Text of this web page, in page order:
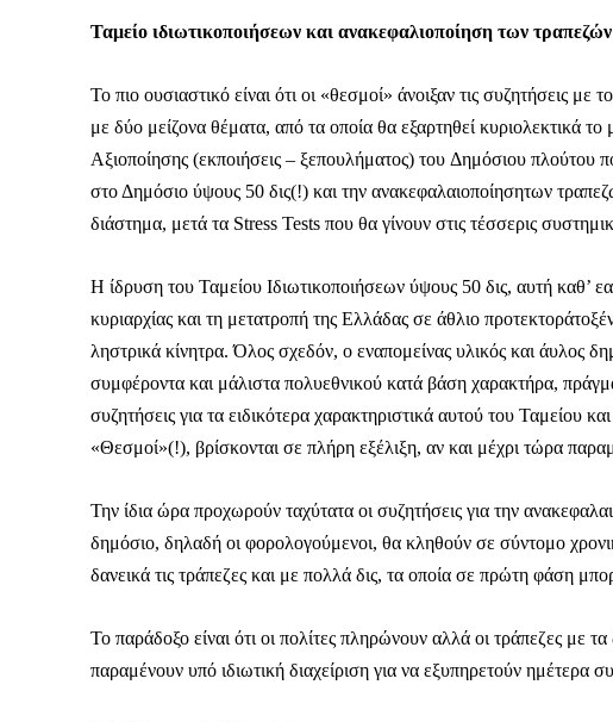
Αν βρίσκεσαι σε δύσκολη
Αν όμως μπορείς, στήριξέ μας
Η στήριξή σου ενισχύει
Κοστίζει λιγότερο από
Ταμείο ιδιωτικοποιήσεων και ανακεφαλιοποίηση των τραπεζών
Το πιο ουσιαστικό είναι ότι οι «θεσμοί» άνοιξαν τις συζητήσεις
με δύο μείζονα θέματα, από τα οποία θα εξαρτηθεί κυριολεκτικά
Αξιοποίησης (εκποιήσεις – ξεπουλήματος) του Δημόσιου πλούτου
στο Δημόσιο ύψους 50 δις(!) και την ανακεφαλαιοποίησητων
διάστημα, μετά τα Stress Tests που θα γίνουν στις τέσσερις
Η ίδρυση του Ταμείου Ιδιωτικοποιήσεων ύψους 50 δις, αυτή καθ’
κυριαρχίας και τη μετατροπή της Ελλάδας σε άθλιο
ληστρικά κίνητρα. Όλος σχεδόν, ο εναπομείνας υλικός και άυλος
συμφέροντα και μάλιστα πολυεθνικού κατά βάση χαρακτήρα,
συζητήσεις για τα ειδικότερα χαρακτηριστικά αυτού του Ταμείου
«Θεσμοί»(!), βρίσκονται σε πλήρη εξέλιξη, αν και μέχρι τώρα
Την ίδια ώρα προχωρούν ταχύτατα οι συζητήσεις για την
δημόσιο, δηλαδή οι φορολογούμενοι, θα κληθούν σε σύντομο
δανεικά τις τράπεζες και με πολλά δις, τα οποία σε πρώτη φάση
Το παράδοξο είναι ότι οι πολίτες πληρώνουν αλλά οι τράπεζες με
παραμένουν υπό ιδιωτική διαχείριση για να εξυπηρετούν ημέτερα